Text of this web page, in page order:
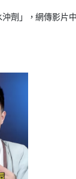
劑」，網傳影片